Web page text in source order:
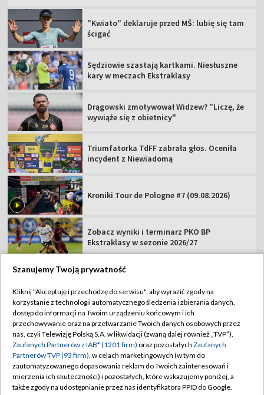
"Kwiato" deklaruje przed MŚ: lubię się tam
ścigać
Sędziowie szastają kartkami. Niesłuszne
kary w meczach Ekstraklasy
Drągowski zmotywował Widzew? "Liczę, że
wywiąże się z obietnicy"
Triumfatorka TdFF zabrała głos. Oceniła
incydent z Niewiadomą
Kroniki Tour de Pologne #7 (09.08.2026)
Zobacz wyniki i terminarz PKO BP
Ekstraklasy w sezonie 2026/27
TVP
Abonament TVP
Sklep TVP
Biuro Reklamy
Oferta Handlowa
Regulamin TVP
Polityka prywatności
Moje zgody
Biuro reklamy
Szanujemy Twoją prywatność
Kliknij "Akceptuję i przechodzę do serwisu", aby wyrazić zgody na
korzystanie z technologii automatycznego śledzenia i zbierania danych,
dostęp do informacji na Twoim urządzeniu końcowym i ich
przechowywanie oraz na przetwarzanie Twoich danych osobowych przez
nas, czyli Telewizję Polską S.A. w likwidacji (zwaną dalej również „TVP”),
Zaufanych Partnerów z IAB* (1201 firm) oraz pozostałych Zaufanych
Partnerów TVP (93 firm), w celach marketingowych (w tym do
zautomatyzowanego dopasowania reklam do Twoich zainteresowań i
mierzenia ich skuteczności) i pozostałych, które wskazujemy poniżej, a
także zgody na udostępnianie przez nas identyfikatora PPID do Google.